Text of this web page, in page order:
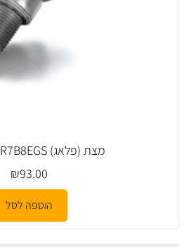
מצת (פלאג) NGK ILKER7B8EGS
₪93.00
הוספה לסל